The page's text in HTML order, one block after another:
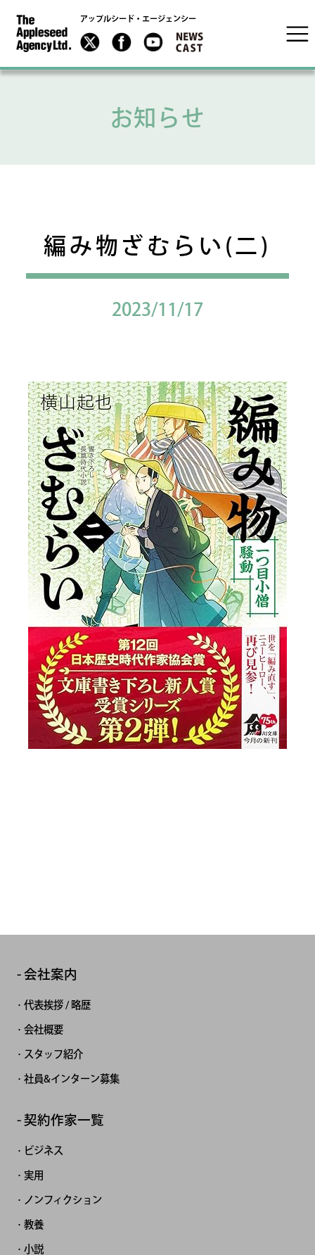
アップルシード・エージェンシー
お知らせ
編み物ざむらい(二)
2023/11/17
会社案内
代表挨拶 / 略歴
会社概要
スタッフ紹介
社員&インターン募集
契約作家一覧
ビジネス
実用
ノンフィクション
教養
小説